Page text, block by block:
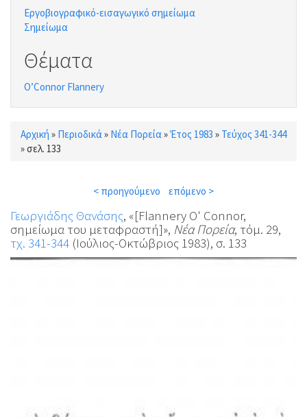
Εργοβιογραφικό-εισαγωγικό σημείωμα
Σημείωμα
Θέματα
O’Connor Flannery
Είστε εδώ
Αρχική » Περιοδικά» Νέα Πορεία»Έτος 1983 » Τεύχος 341-344
»σελ. 133
< προηγούμενο επόμενο >
Γεωργιάδης Θανάσης, «[Flannery O' Connor,
σημείωμα του μεταφραστή]», Νέα Πορεία, τόμ. 29,
τχ. 341-344 (Ιούλιος-Οκτώβριος 1983), σ. 133